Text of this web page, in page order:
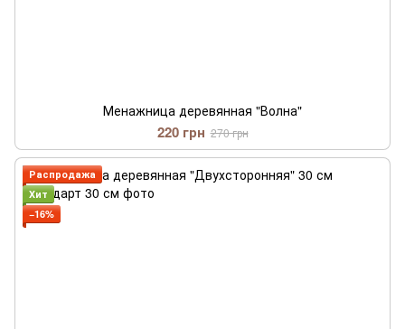
Менажница деревянная "Волна"
220 грн 270 грн
Распродажа
Хит
−16%